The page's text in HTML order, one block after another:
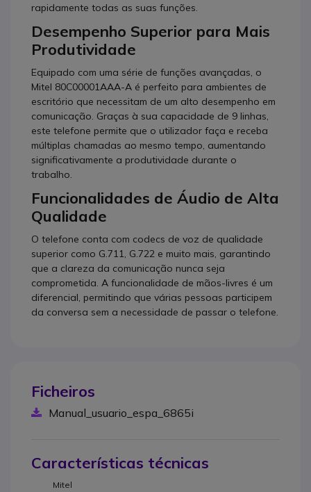
rapidamente todas as suas funções.
Desempenho Superior para Mais
Produtividade
Equipado com uma série de funções avançadas, o
Mitel 80C00001AAA-A é perfeito para ambientes de
escritório que necessitam de um alto desempenho em
comunicação. Graças à sua capacidade de 9 linhas,
este telefone permite que o utilizador faça e receba
múltiplas chamadas ao mesmo tempo, aumentando
significativamente a produtividade durante o
trabalho.
Funcionalidades de Áudio de Alta
Qualidade
O telefone conta com codecs de voz de qualidade
superior como G.711, G.722 e muito mais, garantindo
que a clareza da comunicação nunca seja
comprometida. A funcionalidade de mãos-livres é um
diferencial, permitindo que várias pessoas participem
da conversa sem a necessidade de passar o telefone.
Ficheiros
Manual_usuario_espa_6865i
Características técnicas
Mitel